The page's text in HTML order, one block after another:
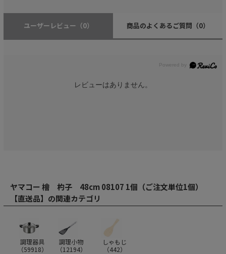
ユーザーレビュー （0） 商品のよくあるご質問 （0）
レビューはありません。
ヤマコー 檜 杓子 48cm 08107 1個（ご注文単位1個）
【直送品】の関連カテゴリ
調理器具
（59918）
調理小物
（12194）
しゃもじ
（442）